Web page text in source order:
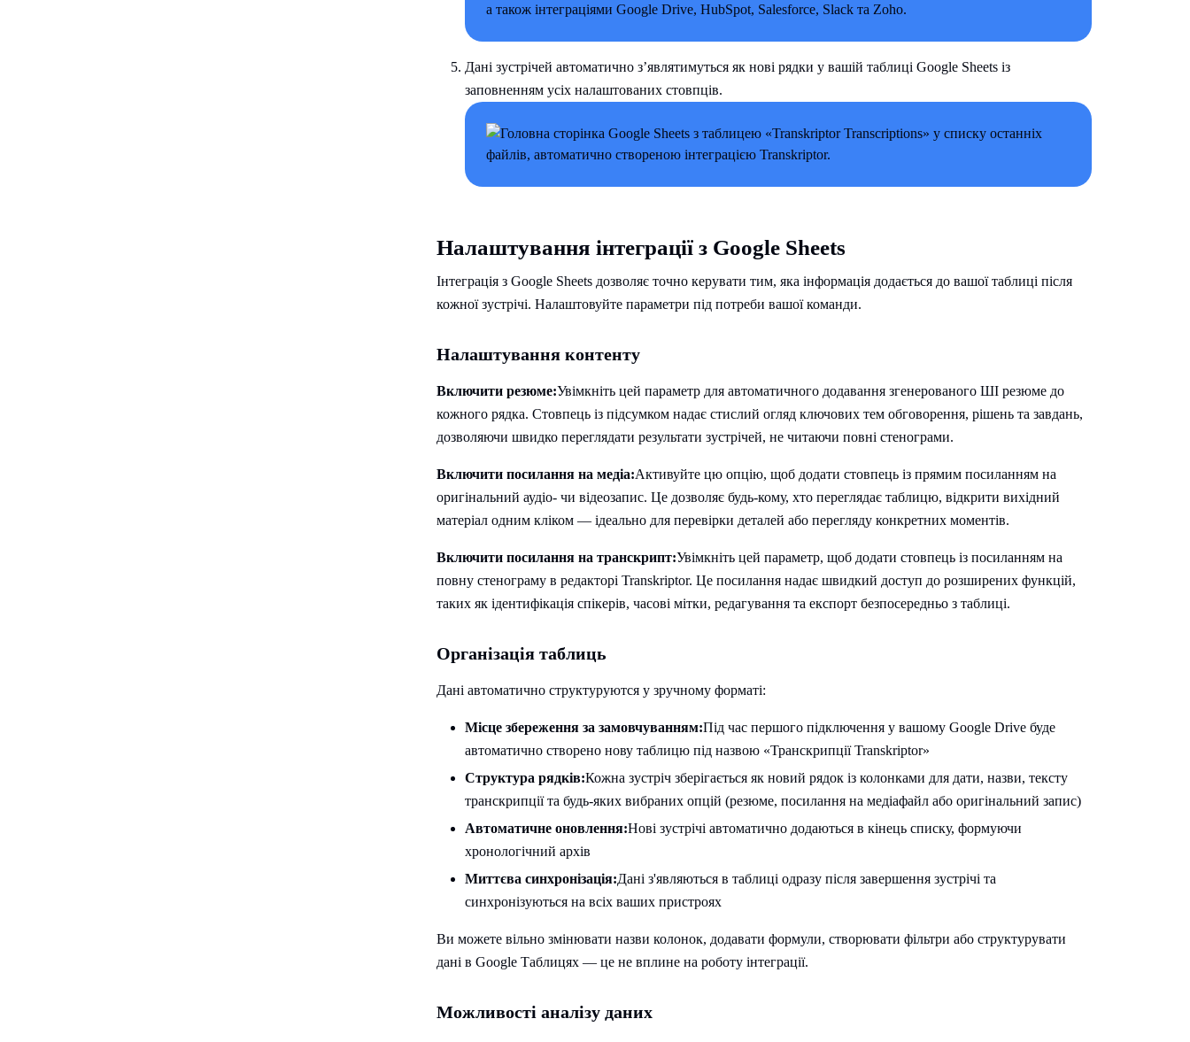
Дані зустрічей автоматично з’являтимуться як нові рядки у вашій таблиці Google Sheets із
заповненням усіх налаштованих стовпців.
Налаштування інтеграції з Google Sheets
Інтеграція з Google Sheets дозволяє точно керувати тим, яка інформація додається до вашої таблиці після
кожної зустрічі. Налаштовуйте параметри під потреби вашої команди.
Налаштування контенту
Включити резюме:Увімкніть цей параметр для автоматичного додавання згенерованого ШІ резюме до
кожного рядка. Стовпець із підсумком надає стислий огляд ключових тем обговорення, рішень та завдань,
дозволяючи швидко переглядати результати зустрічей, не читаючи повні стенограми.
Включити посилання на медіа:Активуйте цю опцію, щоб додати стовпець із прямим посиланням на
оригінальний аудіо- чи відеозапис. Це дозволяє будь-кому, хто переглядає таблицю, відкрити вихідний
матеріал одним кліком — ідеально для перевірки деталей або перегляду конкретних моментів.
Включити посилання на транскрипт:Увімкніть цей параметр, щоб додати стовпець із посиланням на
повну стенограму в редакторі Transkriptor. Це посилання надає швидкий доступ до розширених функцій,
таких як ідентифікація спікерів, часові мітки, редагування та експорт безпосередньо з таблиці.
Організація таблиць
Дані автоматично структуруются у зручному форматі:
Місце збереження за замовчуванням:Під час першого підключення у вашому Google Drive буде
автоматично створено нову таблицю під назвою «Транскрипції Transkriptor»
Структура рядків:Кожна зустріч зберігається як новий рядок із колонками для дати, назви, тексту
транскрипції та будь-яких вибраних опцій (резюме, посилання на медіафайл або оригінальний запис)
Автоматичне оновлення:Нові зустрічі автоматично додаються в кінець списку, формуючи
хронологічний архів
Миттєва синхронізація:Дані з'являються в таблиці одразу після завершення зустрічі та
синхронізуються на всіх ваших пристроях
Ви можете вільно змінювати назви колонок, додавати формули, створювати фільтри або структурувати
дані в Google Таблицях — це не вплине на роботу інтеграції.
Можливості аналізу даних